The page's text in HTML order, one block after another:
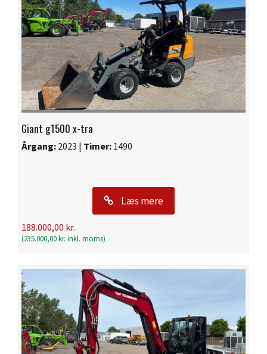
Giant g1500 x-tra
Årgang: 2023 | Timer: 1490
Læs mere
188.000,00 kr.
(235.000,00kr. inkl. moms)